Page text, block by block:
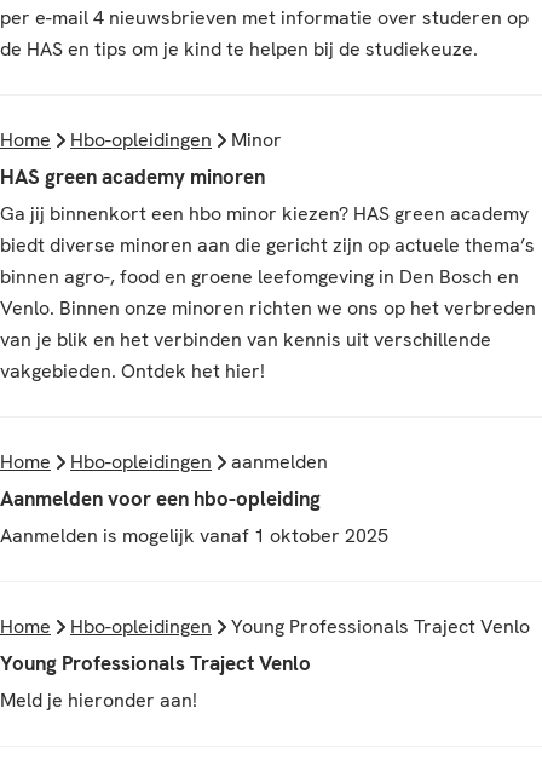
per e-mail 4 nieuwsbrieven met informatie over studeren op
de HAS en tips om je kind te helpen bij de studiekeuze.
Home Hbo-opleidingen Minor
HAS green academy minoren
Ga jij binnenkort een hbo minor kiezen? HAS green academy
biedt diverse minoren aan die gericht zijn op actuele thema’s
binnen agro-, food en groene leefomgeving in Den Bosch en
Venlo. Binnen onze minoren richten we ons op het verbreden
van je blik en het verbinden van kennis uit verschillende
vakgebieden. Ontdek het hier!
Home Hbo-opleidingen aanmelden
Aanmelden voor een hbo-opleiding
Aanmelden is mogelijk vanaf 1 oktober 2025
Home Hbo-opleidingen Young Professionals Traject Venlo
Young Professionals Traject Venlo
Meld je hieronder aan!